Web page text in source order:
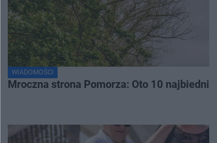
WIADOMOŚCI
Mroczna strona Pomorza: Oto 10